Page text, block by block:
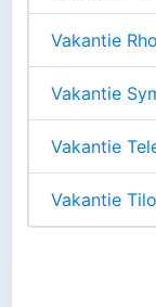
Vakantie
Vakantie
Vakantie
Vakantie